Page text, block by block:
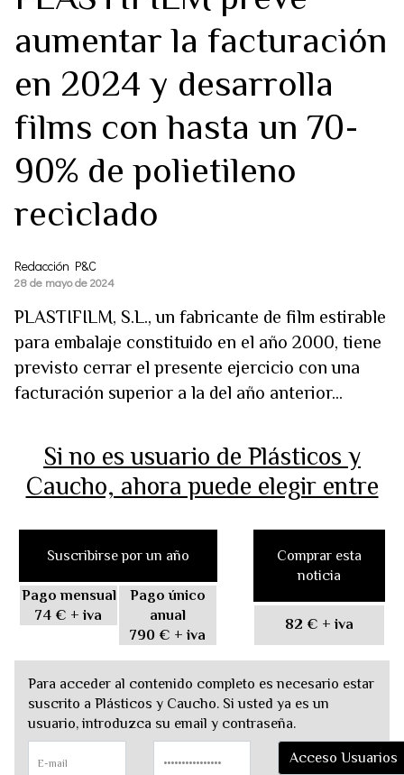
aumentar la facturación
en 2024 y desarrolla
films con hasta un 70-
90% de polietileno
reciclado
Redacción P&C
28 de mayo de 2024
PLASTIFILM, S.L., un fabricante de film estirable
para embalaje constituido en el año 2000, tiene
previsto cerrar el presente ejercicio con una
facturación superior a la del año anterior...
Si no es usuario de Plásticos y
Caucho, ahora puede elegir entre
Suscribirse por un año
Pago mensual
74 € + iva
Pago único
anual
790 € + iva
Comprar esta
noticia
82 € + iva
Para acceder al contenido completo es necesario estar
suscrito a Plásticos y Caucho. Si usted ya es un
usuario, introduzca su email y contraseña.